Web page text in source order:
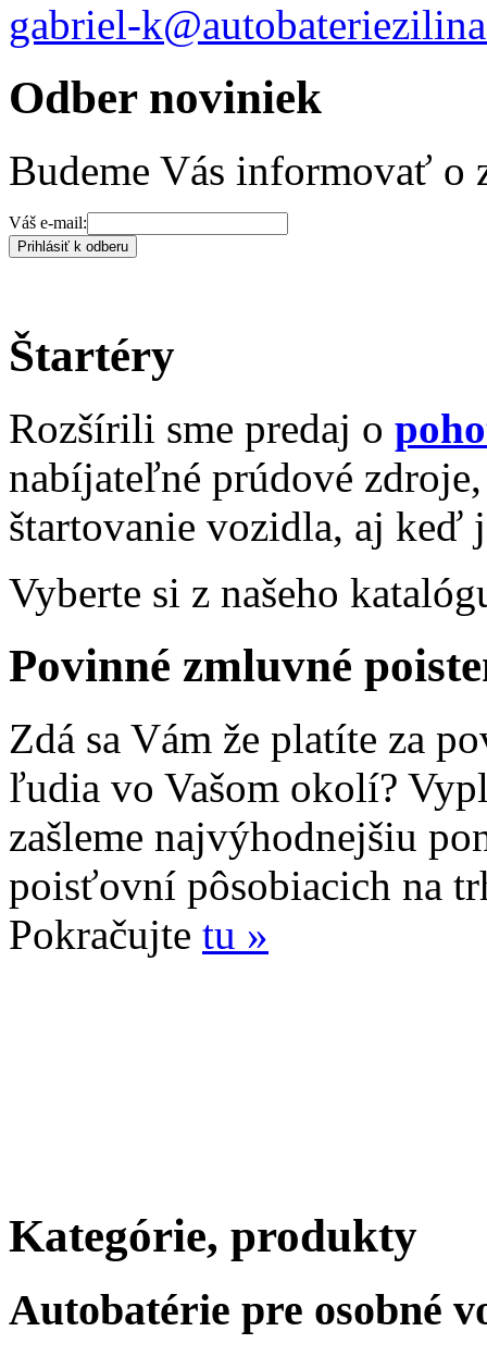
gabriel-
Odber noviniek
Budeme Vás informovať o
Váš e-mail:
Prihlásiť k odberu
Štartéry
Rozšírili sme predaj o
nabíjateľné prúdové
štartovanie vozidla, aj keď
Vyberte si z našeho
Povinné zmluvné
Zdá sa Vám že platíte za
ľudia vo Vašom okolí?
zašleme najvýhodnejšiu
poisťovní pôsobiacich na
Pokračujte tu »
Kategórie, produkty
Autobatérie pre osobné